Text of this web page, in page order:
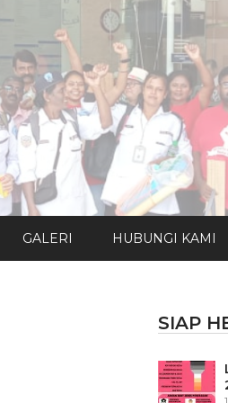
GALERI HUBUNGI KAMI
SIAP